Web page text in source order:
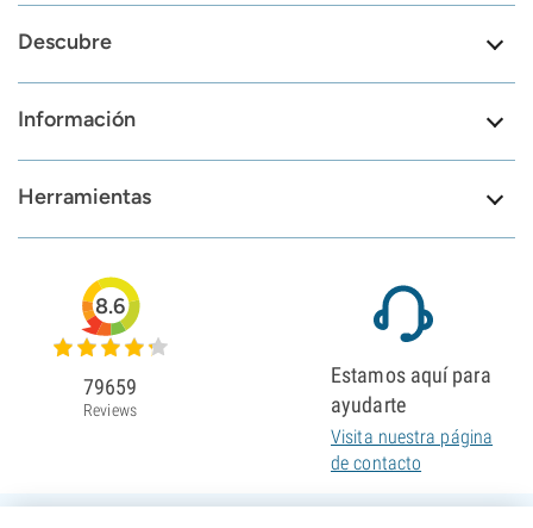
Descubre
Información
Herramientas
8.6
79659
Reviews
Estamos aquí para
ayudarte
Visita nuestra página
de contacto